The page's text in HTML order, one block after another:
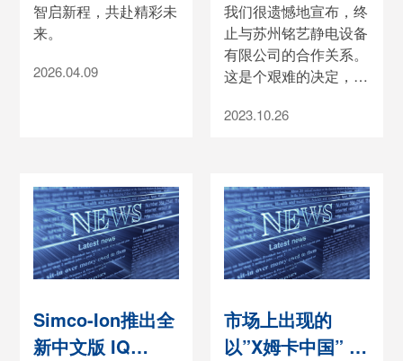
2026 等你来现场
智启新程，共赴精彩未
来。
2026.04.09
我们很遗憾地宣布，终
止与苏州铭艺静电设备
有限公司的合作关系。
这是个艰难的决定，我
10年对Simco-Ion做出
好。在三个月的过渡期
中，客户如有任何问
题，请随时联系我们
Simco-Ion的销售同
事。
2023.10.26
Simco-Ion推出全
新中文版 IQ
市场上出现的
以”X姆卡中国” 等